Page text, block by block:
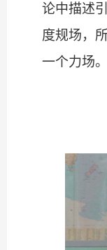
论中描述
度规场，
一个力场。